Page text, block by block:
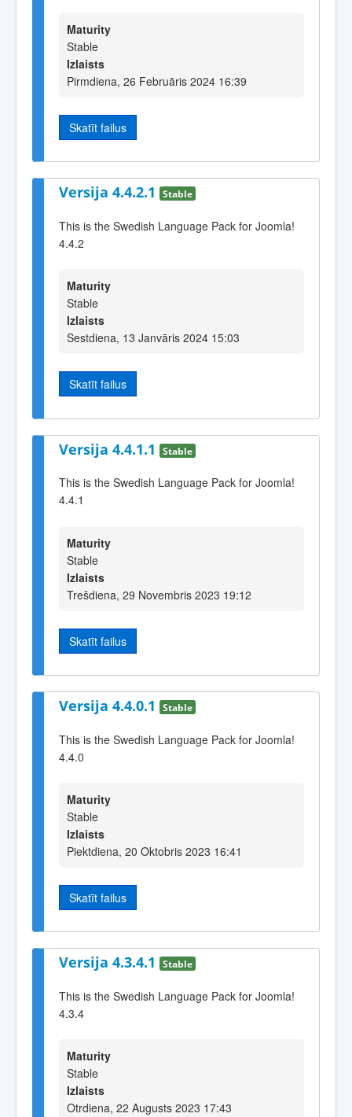
Maturity
Stable
Izlaists
Pirmdiena, 26 Februāris 2024 16:39
Skatīt failus
Versija 4.4.2.1 Stable
This is the Swedish Language Pack for Joomla!
4.4.2
Maturity
Stable
Izlaists
Sestdiena, 13 Janvāris 2024 15:03
Skatīt failus
Versija 4.4.1.1 Stable
This is the Swedish Language Pack for Joomla!
4.4.1
Maturity
Stable
Izlaists
Trešdiena, 29 Novembris 2023 19:12
Skatīt failus
Versija 4.4.0.1 Stable
This is the Swedish Language Pack for Joomla!
4.4.0
Maturity
Stable
Izlaists
Piektdiena, 20 Oktobris 2023 16:41
Skatīt failus
Versija 4.3.4.1 Stable
This is the Swedish Language Pack for Joomla!
4.3.4
Maturity
Stable
Izlaists
Otrdiena, 22 Augusts 2023 17:43